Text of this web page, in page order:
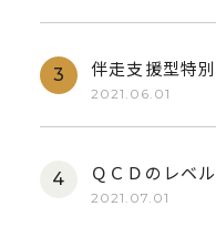
伴走支援型特
2021.06.01
ＱＣＤのレベ
2021.07.01